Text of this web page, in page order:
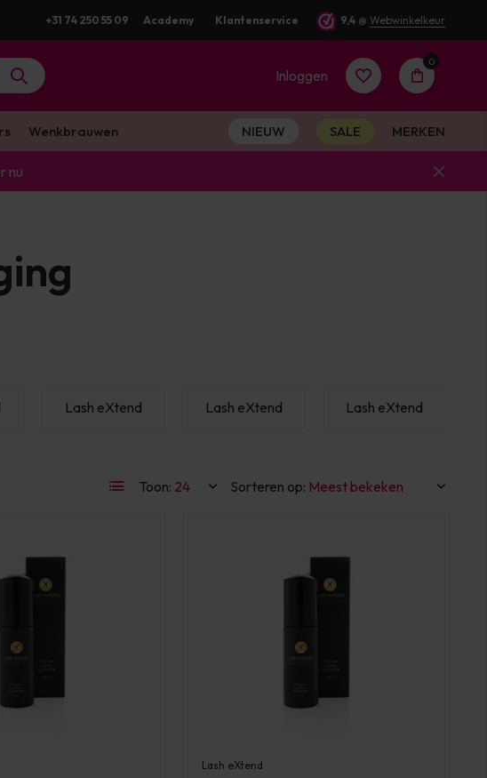
verstuurd
+31 74 250 55 09 Academy Klantenservice 9,4 @ Webwinkelkeur
Inloggen
0
Wenkbrauwen NIEUW SALE MERKEN
nu
Lash eXtend Lash eXtend Lash eXtend
Toon: Sorteren op:
Lash eXtend